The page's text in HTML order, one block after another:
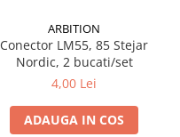
ARBITION
Conector LM55, 85 Stejar
Nordic, 2 bucati/set
4,00 Lei
ADAUGA IN COS